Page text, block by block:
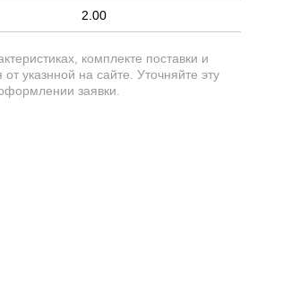
2.00
комплекте поставки и
указнной на сайте. Уточняйте эту
заявки.